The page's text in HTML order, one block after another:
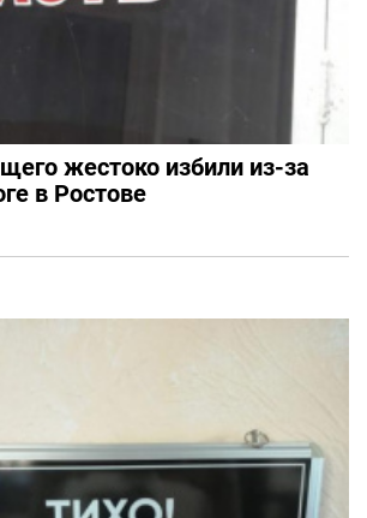
жестоко избили из-за
в Ростове